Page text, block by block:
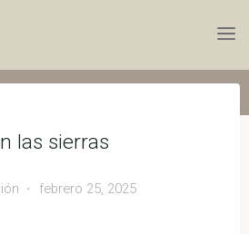
las sierras
febrero 25, 2025